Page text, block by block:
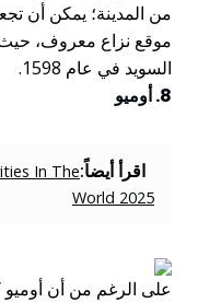
من المدينة؛ يمكن أن
موقع نزاع معروف،
السويد في عام 1598.
8. أوميو
اقرأ أيضاً:In The
World 2025
على الرغم من أن أوميو